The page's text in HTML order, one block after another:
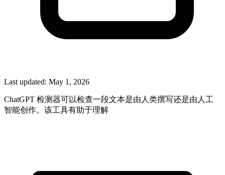
Last updated: May 1, 2026
ChatGPT 检测器可以检查一段文本是由人类撰写还是由人工
智能创作。该工具有助于理解